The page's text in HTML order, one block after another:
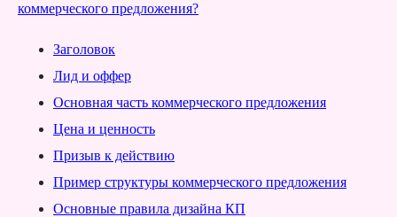
коммерческого предложения?
Заголовок
Лид и оффер
Основная часть коммерческого предложения
Цена и ценность
Призыв к действию
Пример структуры коммерческого предложения
Основные правила дизайна КП